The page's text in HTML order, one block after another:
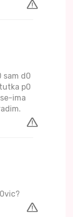
sam d0
p0
ima